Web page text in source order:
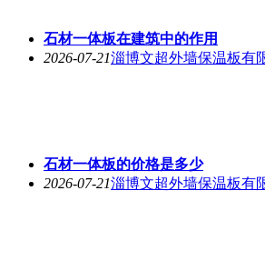
石材一体板在建筑中的作用
2026-07-21淄博文超外墙保温板有
石材一体板的价格是多少
2026-07-21淄博文超外墙保温板有